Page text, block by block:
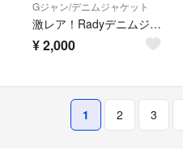
Gジャン/デニムジャケット
激レア！Radyデニムジャケット
¥2,000
1 2 3